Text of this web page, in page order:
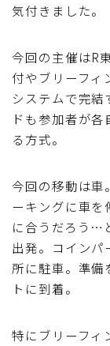
気付きました。
今回の主催はR
付やブリーフィ
システムで完結
ドも参加者が
る方式。
今回の移動は車
ーキングに車を
に合うだろう…
出発。コインパ
所に駐車。準備
トに到着。
特にブリーフィ